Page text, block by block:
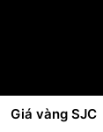
Giá vàng SJC